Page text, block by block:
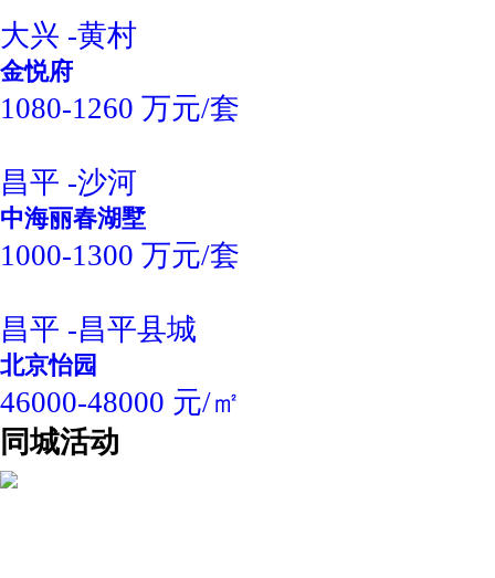
大兴 -黄村
金悦府
1080-1260 万元/套
昌平 -沙河
中海丽春湖墅
1000-1300 万元/套
昌平 -昌平县城
北京怡园
46000-48000 元/㎡
同城活动